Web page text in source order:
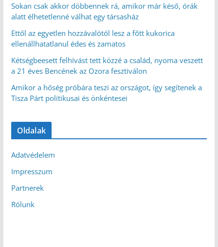
Sokan csak akkor döbbennek rá, amikor már késő, órák
alatt élhetetlenné válhat egy társasház
Ettől az egyetlen hozzávalótól lesz a főtt kukorica
ellenállhatatlanul édes és zamatos
Kétségbeesett felhívást tett közzé a család, nyoma veszett
a 21 éves Bencének az Ozora fesztiválon
Amikor a hőség próbára teszi az országot, így segítenek a
Tisza Párt politikusai és önkéntesei
Oldalak
Adatvédelem
Impresszum
Partnerek
Rólunk